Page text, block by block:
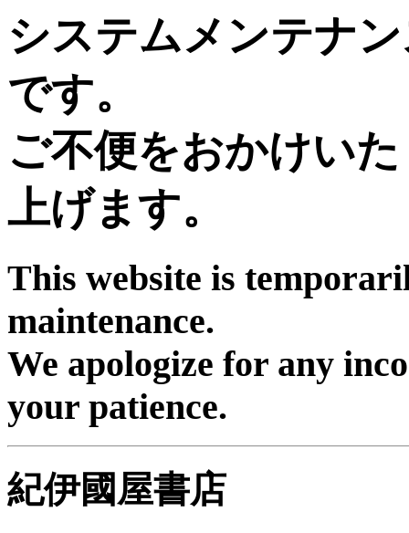
システムメンテナ
です。
ご不便をおかけい
上げます。
This website is
maintenance.
We apologize for any
your patience.
紀伊國屋書店